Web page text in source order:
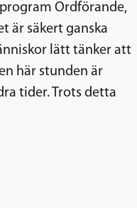
Ordförande,
är säkert ganska
lätt tänker att
här stunden är
tider. Trots detta